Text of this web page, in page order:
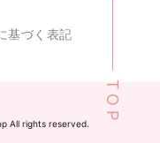
TOP
基づく表記
All rights reserved.